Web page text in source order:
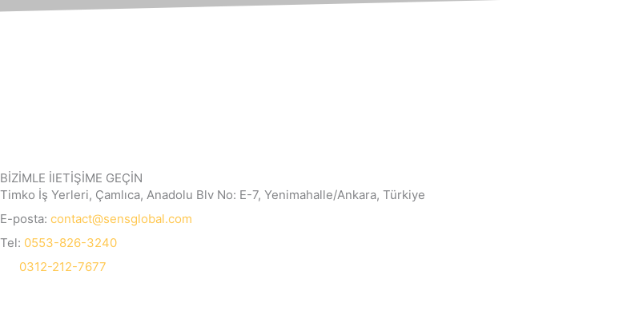
BİZİMLE İlETİŞİME GEÇİN
Timko İş Yerleri, Çamlıca, Anadolu Blv No: E-7, Yenimahalle/Ankara, Türkiye
E-posta: contact@sensglobal.com
Tel: 0553-826-3240
0312-212-7677